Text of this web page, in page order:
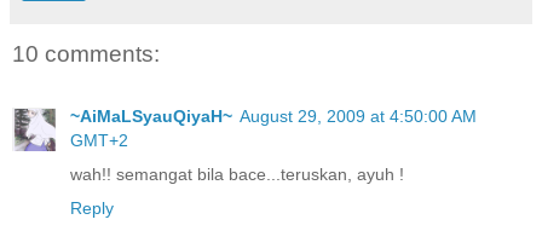
10 comments:
~AiMaLSyauQiyaH~ August 29, 2009 at 4:50:00 AM
GMT+2
wah!! semangat bila bace...teruskan, ayuh !
Reply